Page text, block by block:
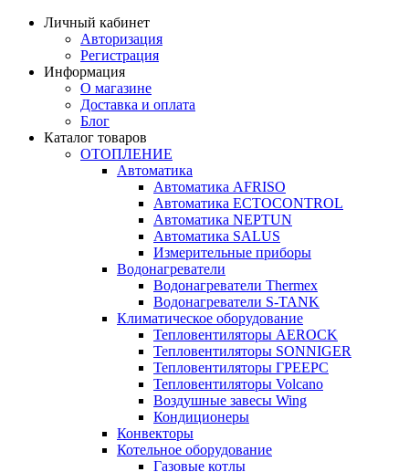
Личный кабинет
Авторизация
Регистрация
Информация
О магазине
Доставка и оплата
Блог
Каталог товаров
ОТОПЛЕНИЕ
Автоматика
Автоматика AFRISO
Автоматика ECTOCONTROL
Автоматика NEPTUN
Автоматика SALUS
Измерительные приборы
Водонагреватели
Водонагреватели Thermex
Водонагреватели S-TANK
Климатическое оборудование
Тепловентиляторы AEROCK
Тепловентиляторы SONNIGER
Тепловентиляторы ГРЕЕРС
Тепловентиляторы Volcano
Воздушные завесы Wing
Кондиционеры
Конвекторы
Котельное оборудование
Газовые котлы